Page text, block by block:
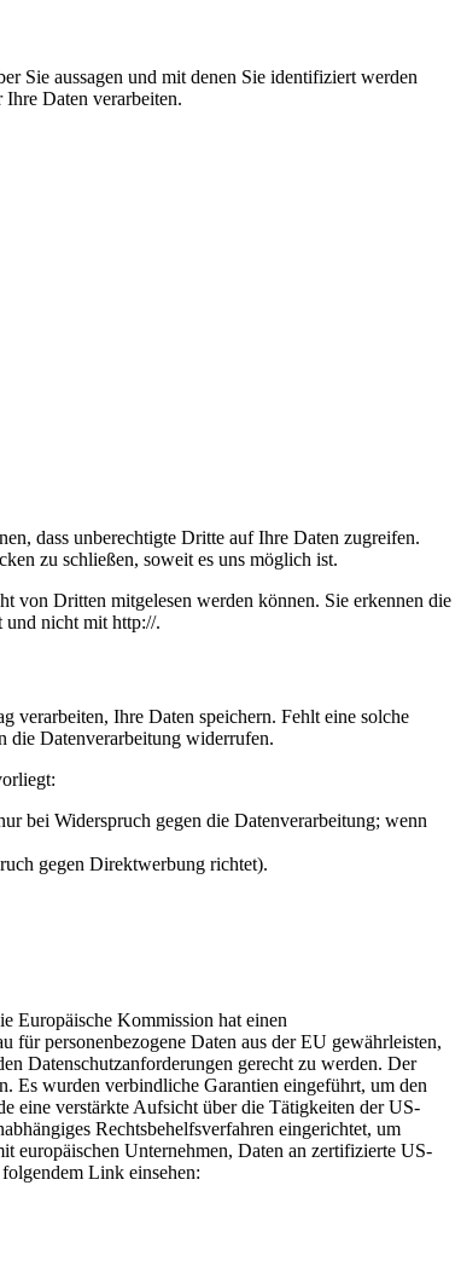
Sie aussagen und mit denen Sie identifiziert werden
Daten verarbeiten.
dass unberechtigte Dritte auf Ihre Daten zugreifen.
zu schließen, soweit es uns möglich ist.
von Dritten mitgelesen werden können. Sie erkennen die
und nicht mit http://.
verarbeiten, Ihre Daten speichern. Fehlt eine solche
die Datenverarbeitung widerrufen.
bei Widerspruch gegen die Datenverarbeitung; wenn
gegen Direktwerbung richtet).
Europäische Kommission hat einen
für personenbezogene Daten aus der EU gewährleisten,
Datenschutzanforderungen gerecht zu werden. Der
Es wurden verbindliche Garantien eingeführt, um den
eine verstärkte Aufsicht über die Tätigkeiten der US-
Rechtsbehelfsverfahren eingerichtet, um
europäischen Unternehmen, Daten an zertifizierte US-
Link einsehen: